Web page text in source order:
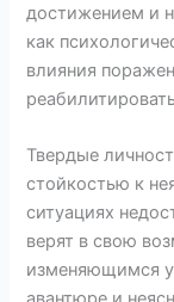
достижением и
как
влияния
Твердые
стойкостью к
ситуациях
верят в свою
изменяющимся